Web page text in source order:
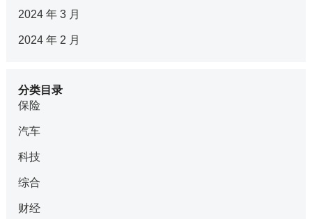
2024 年 3 月
2024 年 2 月
分类目录
保险
汽车
科技
综合
财经